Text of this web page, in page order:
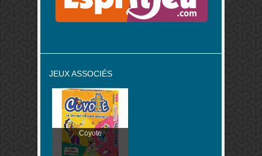
JEUX ASSOCIÉS
Coyote